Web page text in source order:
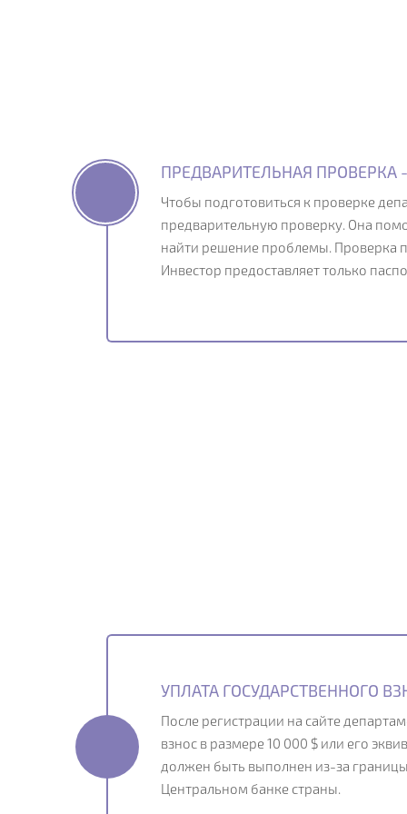
ПРЕДВАРИТЕЛЬНАЯ ПРОВЕРКА
Чтобы подготовиться к проверке
предварительную проверку. Она
найти решение проблемы. Проверка
Инвестор предоставляет только
УПЛАТА ГОСУДАРСТВЕННОГО
После регистрации на сайте
взнос в размере 10 000 $ или его
должен быть выполнен из-за
Центральном банке страны.